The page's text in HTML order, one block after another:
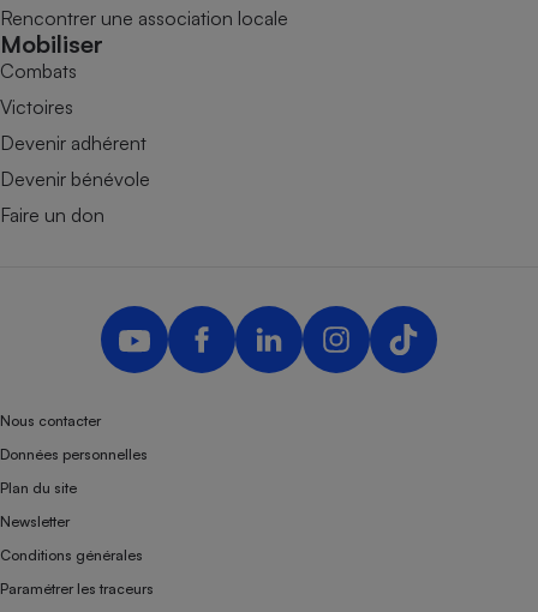
Rencontrer une association locale
Mobiliser
Combats
Victoires
Devenir adhérent
Devenir bénévole
Faire un don
Nous contacter
Données personnelles
Plan du site
Newsletter
Conditions générales
Paramétrer les traceurs